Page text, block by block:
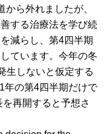
ら外れましたが、
する治療法を学び続
減らし、第4四半期
ています。今年の冬
生しないと仮定する
年の第4四半期だけで
再開すると予想さ